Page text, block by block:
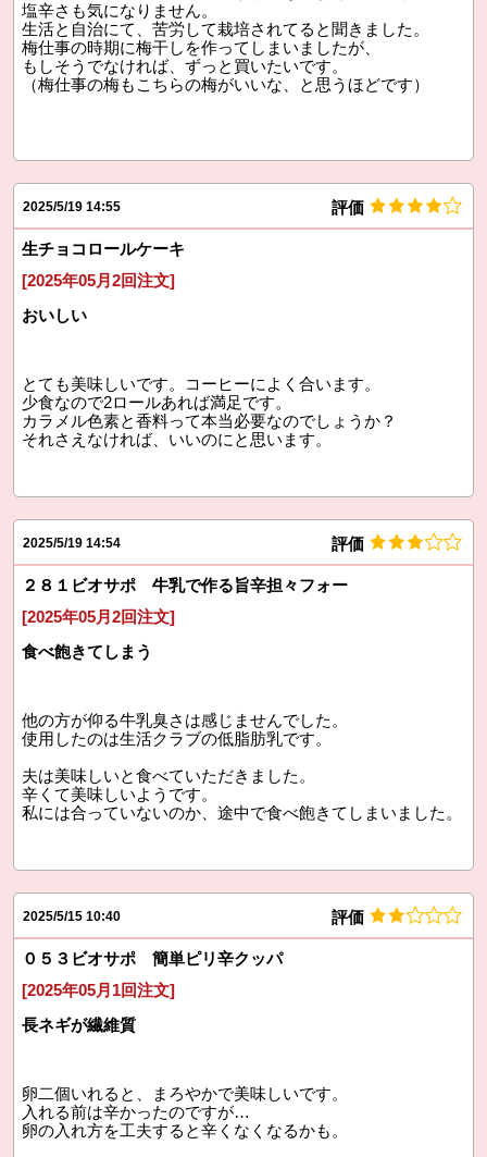
塩辛さも気になりません。
生活と自治にて、苦労して栽培されてると聞きました。
梅仕事の時期に梅干しを作ってしまいましたが、
もしそうでなければ、ずっと買いたいです。
（梅仕事の梅もこちらの梅がいいな、と思うほどです）
2025/5/19 14:55 評価
生チョコロールケーキ
[2025年05月2回注文]
おいしい
とても美味しいです。コーヒーによく合います。
少食なので2ロールあれば満足です。
カラメル色素と香料って本当必要なのでしょうか？
それさえなければ、いいのにと思います。
2025/5/19 14:54 評価
２８１ビオサポ 牛乳で作る旨辛担々フォー
[2025年05月2回注文]
食べ飽きてしまう
他の方が仰る牛乳臭さは感じませんでした。
使用したのは生活クラブの低脂肪乳です。
夫は美味しいと食べていただきました。
辛くて美味しいようです。
私には合っていないのか、途中で食べ飽きてしまいました。
2025/5/15 10:40 評価
０５３ビオサポ 簡単ピリ辛クッパ
[2025年05月1回注文]
長ネギが繊維質
卵二個いれると、まろやかで美味しいです。
入れる前は辛かったのですが…
卵の入れ方を工夫すると辛くなくなるかも。